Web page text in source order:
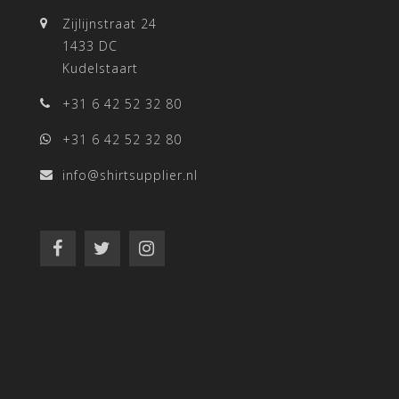
Zijlijnstraat 24
1433 DC
Kudelstaart
+31 6 42 52 32 80
+31 6 42 52 32 80
info@shirtsupplier.nl